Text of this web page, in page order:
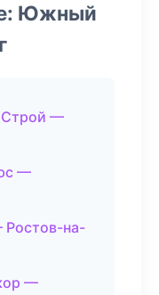
Южный
Строй —
—
на-
—